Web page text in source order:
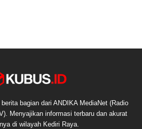
bagian dari ANDIKA MediaNet (Radio
Menyajikan informasi terbaru dan akurat
di wilayah Kediri Raya.